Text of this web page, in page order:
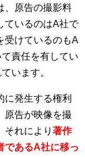
、原告の撮影料
ているのはA社で
受けているのもA
責任を有してい
います。
発生する権利
原告が映像を撮
それにより 著作
であるA社に移っ